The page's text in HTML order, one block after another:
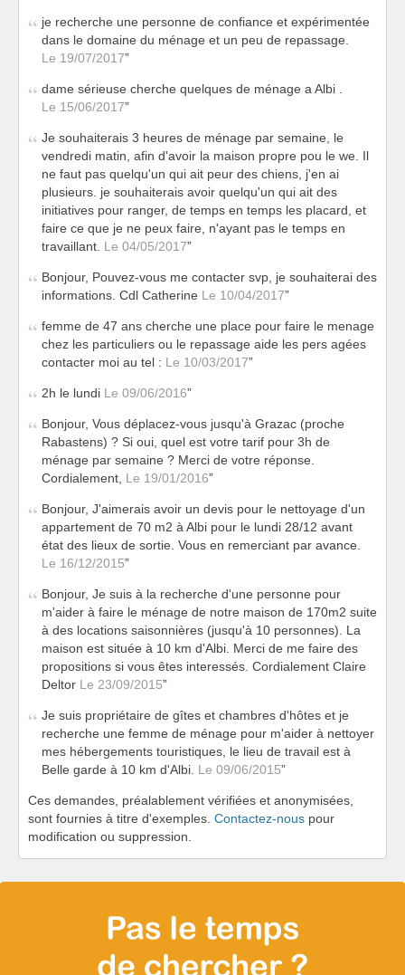
je recherche une personne de confiance et expérimentée
dans le domaine du ménage et un peu de repassage.
Le 19/07/2017
dame sérieuse cherche quelques de ménage a Albi .
Le 15/06/2017
Je souhaiterais 3 heures de ménage par semaine, le
vendredi matin, afin d'avoir la maison propre pou le we. Il
ne faut pas quelqu'un qui ait peur des chiens, j'en ai
plusieurs. je souhaiterais avoir quelqu'un qui ait des
initiatives pour ranger, de temps en temps les placard, et
faire ce que je ne peux faire, n'ayant pas le temps en
travaillant. Le 04/05/2017
Bonjour, Pouvez-vous me contacter svp, je souhaiterai des
informations. Cdl Catherine Le 10/04/2017
femme de 47 ans cherche une place pour faire le menage
chez les particuliers ou le repassage aide les pers agées
contacter moi au tel : Le 10/03/2017
2h le lundi Le 09/06/2016
Bonjour, Vous déplacez-vous jusqu'à Grazac (proche
Rabastens) ? Si oui, quel est votre tarif pour 3h de
ménage par semaine ? Merci de votre réponse.
Cordialement, Le 19/01/2016
Bonjour, J'aimerais avoir un devis pour le nettoyage d'un
appartement de 70 m2 à Albi pour le lundi 28/12 avant
état des lieux de sortie. Vous en remerciant par avance.
Le 16/12/2015
Bonjour, Je suis à la recherche d'une personne pour
m'aider à faire le ménage de notre maison de 170m2 suite
à des locations saisonnières (jusqu'à 10 personnes). La
maison est située à 10 km d'Albi. Merci de me faire des
propositions si vous êtes interessés. Cordialement Claire
Deltor Le 23/09/2015
Je suis propriétaire de gîtes et chambres d'hôtes et je
recherche une femme de ménage pour m'aider à nettoyer
mes hébergements touristiques, le lieu de travail est à
Belle garde à 10 km d'Albi. Le 09/06/2015
Ces demandes, préalablement vérifiées et anonymisées,
sont fournies à titre d'exemples. Contactez-nous pour
modification ou suppression.